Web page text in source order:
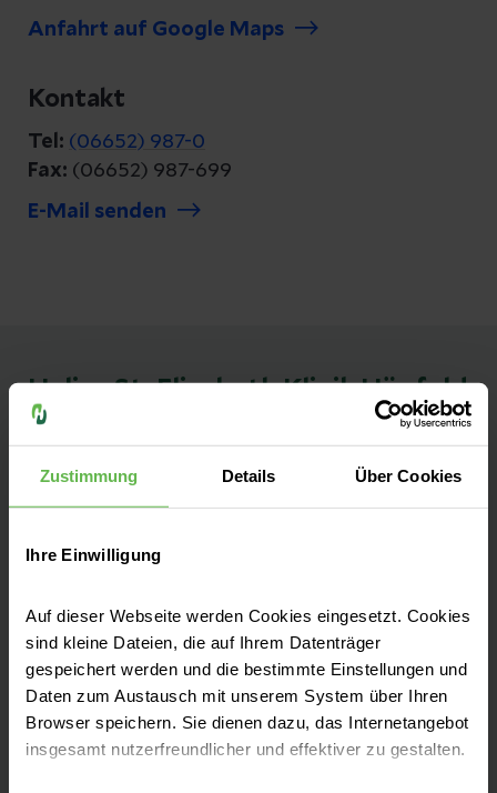
Zustimmung Details Über Cookies
Ihre Einwilligung
Auf dieser Webseite werden Cookies eingesetzt. Cookies
sind kleine Dateien, die auf Ihrem Datenträger
gespeichert werden und die bestimmte Einstellungen und
Daten zum Austausch mit unserem System über Ihren
Browser speichern. Sie dienen dazu, das Internetangebot
insgesamt nutzerfreundlicher und effektiver zu gestalten.
Anfahrt auf Google Maps
Kontakt
Tel: (06652) 987-0
Fax: (06652) 987-699
E-Mail senden
Helios St. Elisabeth Klinik Hünfeld
Schillerstraße 22
Tel:(06652) 987-0
Fax: (06652) 987-699
E-Mail senden